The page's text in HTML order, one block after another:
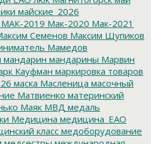
майские_2026
МАК-2019 Мак-2020 Мак-2021
Семенов Максим Шупиков
Мамедов
мандарин мандарины Марвин
Кауфман маркировка товаров
маска Масленица масочный
Матвиенко материнский
Маяк МВД медаль
Медицина медицина_ЕАО
класс медоборудование